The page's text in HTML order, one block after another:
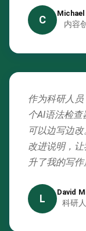
C 内容
作为科研人
个AI语法检
可以边写边
改进说明，
升了我的写作
L
David
科研